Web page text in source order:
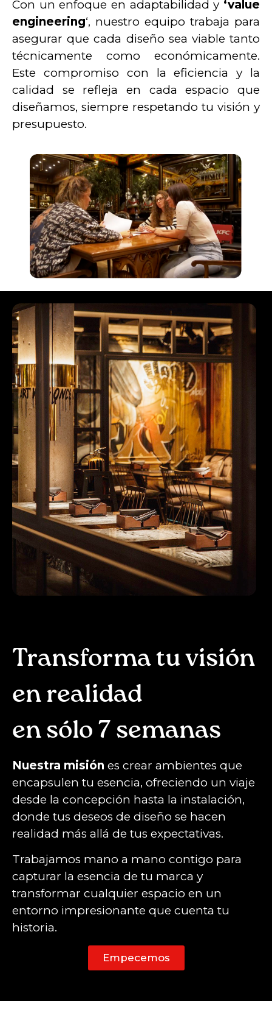
Con un enfoque en adaptabilidad y ‘value
engineering‘, nuestro equipo trabaja para
asegurar que cada diseño sea viable tanto
técnicamente como económicamente.
Este compromiso con la eficiencia y la
calidad se refleja en cada espacio que
diseñamos, siempre respetando tu visión y
presupuesto.
Transforma tu visión
en realidad
en sólo 7 semanas
Nuestra misión es crear ambientes que
encapsulen tu esencia, ofreciendo un viaje
desde la concepción hasta la instalación,
donde tus deseos de diseño se hacen
realidad más allá de tus expectativas.
Trabajamos mano a mano contigo para
capturar la esencia de tu marca y
transformar cualquier espacio en un
entorno impresionante que cuenta tu
historia.
Empecemos